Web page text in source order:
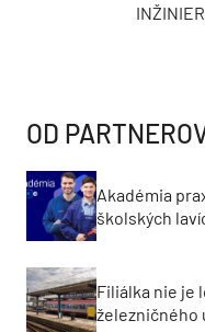
OD
Akadémia
školských
Filiálka nie je
železničného